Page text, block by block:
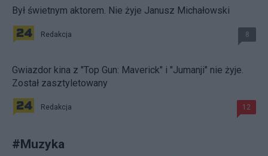
Był świetnym aktorem. Nie żyje Janusz Michałowski
Redakcja 8
Gwiazdor kina z "Top Gun: Maverick" i "Jumanji" nie żyje.
Został zasztyletowany
Redakcja 12
#Muzyka